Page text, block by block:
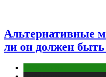
Альтернативные
ли он должен